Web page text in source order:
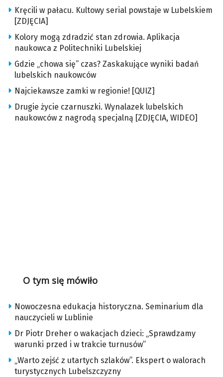
Kręcili w pałacu. Kultowy serial powstaje w Lubelskiem
[ZDJĘCIA]
Kolory mogą zdradzić stan zdrowia. Aplikacja
naukowca z Politechniki Lubelskiej
Gdzie „chowa się” czas? Zaskakujące wyniki badań
lubelskich naukowców
Najciekawsze zamki w regionie! [QUIZ]
Drugie życie czarnuszki. Wynalazek lubelskich
naukowców z nagrodą specjalną [ZDJĘCIA, WIDEO]
O tym się mówiło
Nowoczesna edukacja historyczna. Seminarium dla
nauczycieli w Lublinie
Dr Piotr Dreher o wakacjach dzieci: „Sprawdzamy
warunki przed i w trakcie turnusów”
„Warto zejść z utartych szlaków”. Ekspert o walorach
turystycznych Lubelszczyzny